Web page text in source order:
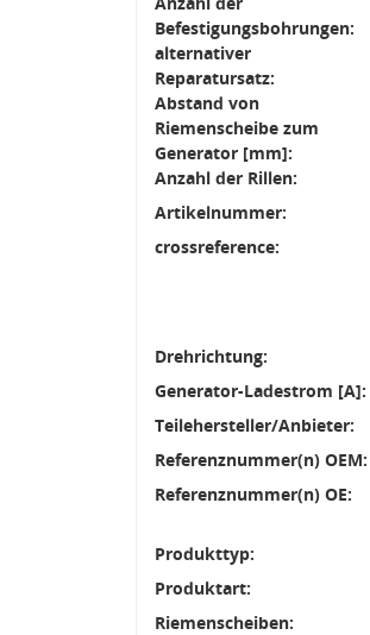
Befestigungsbohrungen:
alternativer
Reparatursatz:
Abstand von
Riemenscheibe zum
Generator [mm]:
Anzahl der Rillen:
Artikelnummer:
crossreference:
Drehrichtung:
Generator-Ladestrom [A]:
Teilehersteller/Anbieter:
Referenznummer(n) OEM:
Referenznummer(n) OE:
Produkttyp:
Produktart:
Riemenscheiben: